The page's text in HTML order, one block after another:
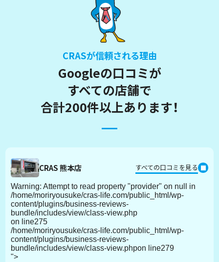
CRASが信頼される理由
Googleの口コミが
すべての店舗で
合計200件以上あります！
CRAS 熊本店 すべての口コミを見る
Warning: Attempt to read property "provider" on null in
/home/moriryousuke/cras-life.com/public_html/wp-
content/plugins/business-reviews-
bundle/includes/view/class-view.php
on line275
/home/moriryousuke/cras-life.com/public_html/wp-
content/plugins/business-reviews-
bundle/includes/view/class-view.phpon line279
">